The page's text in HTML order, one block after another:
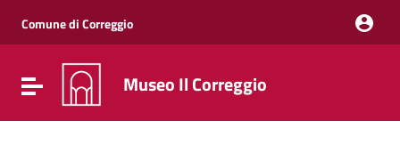
Vai al menu di navigazione
Vai al footer
Comune di Correggio
Attiva / disattiva la navigazione
Museo Il Correggio